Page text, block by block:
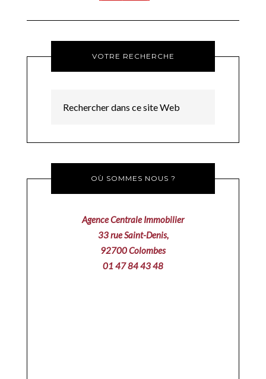
VOTRE RECHERCHE
OÙ SOMMES NOUS ?
Agence Centrale Immobilier
33 rue Saint-Denis,
92700 Colombes
01 47 84 43 48